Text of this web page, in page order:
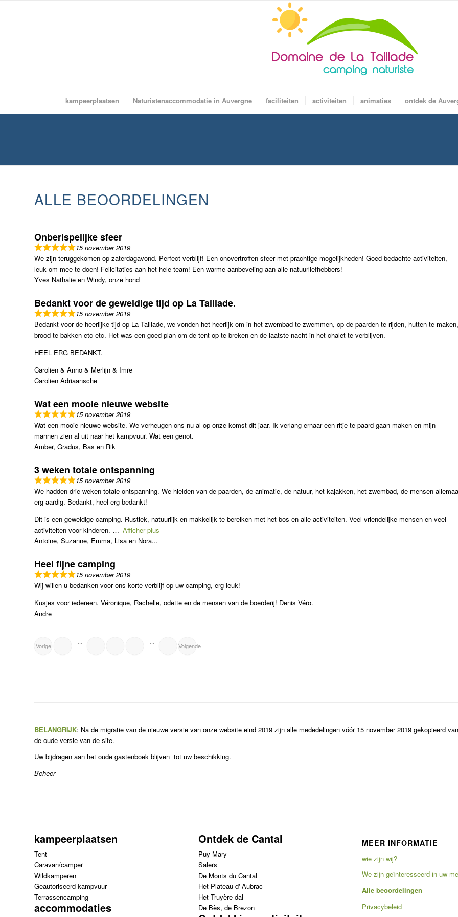
kampeerplaatsen Naturistenaccommodatie in Auvergne faciliteiten activiteiten animaties ontdek de
ALLE BEOORDELINGEN
Onberispelijke sfeer
15 november 2019
We zijn teruggekomen op zaterdagavond. Perfect verblijf! Een onovertroffen sfeer met prachtige mogelijkheden! Goed bedachte activiteiten,
leuk om mee te doen! Felicitaties aan het hele team! Een warme aanbeveling aan alle natuurliefhebbers!
Yves Nathalie en Windy, onze hond
Bedankt voor de geweldige tijd op La Taillade.
15 november 2019
Bedankt voor de heerlijke tijd op La Taillade, we vonden het heerlijk om in het zwembad te zwemmen, op de paarden te rijden, hutten te maken,
brood te bakken etc etc. Het was een goed plan om de tent op te breken en de laatste nacht in het chalet te verblijven.
HEEL ERG BEDANKT.
Carolien & Anno & Merlijn & Imre
Carolien Adriaansche
Wat een mooie nieuwe website
15 november 2019
Wat een mooie nieuwe website. We verheugen ons nu al op onze komst dit jaar. Ik verlang ernaar een ritje te paard gaan maken en mijn
mannen zien al uit naar het kampvuur. Wat een genot.
Amber, Gradus, Bas en Rik
3 weken totale ontspanning
15 november 2019
We hadden drie weken totale ontspanning. We hielden van de paarden, de animatie, de natuur, het kajakken, het zwembad, de mensen
erg aardig. Bedankt, heel erg bedankt!
Dit is een geweldige camping. Rustiek, natuurlijk en makkelijk te bereiken met het bos en alle activiteiten. Veel vriendelijke mensen en veel
activiteiten voor kinderen.
Afficher plus
Antoine, Suzanne, Emma, Lisa en Nora...
Heel fijne camping
15 november 2019
Wij willen u bedanken voor ons korte verblijf op uw camping, erg leuk!
Kusjes voor iedereen. Véronique, Rachelle, odette en de mensen van de boerderij! Denis Véro.
Andre
NAVIGATIE
Vorige Volgende
BELANGRIJK: Na de migratie van de nieuwe versie van onze website eind 2019 zijn alle mededelingen vóór 15 november 2019 gekopieerd van
de oude versie van de site.
Uw bijdragen aan het oude gastenboek blijven tot uw beschikking.
Beheer
kampeerplaatsen
Tent
Caravan/camper
Wildkamperen
Geautoriseerd kampvuur
Terrassencamping
accommodaties
Ontdek de Cantal
Puy Mary
Salers
De Monts du Cantal
Het Plateau d' Aubrac
Het Truyère-dal
De Bès, de Brezon
MEER INFORMATIE
wie zijn wij?
We zijn geïnteresseerd in uw
Alle beoordelingen
Privacybeleid